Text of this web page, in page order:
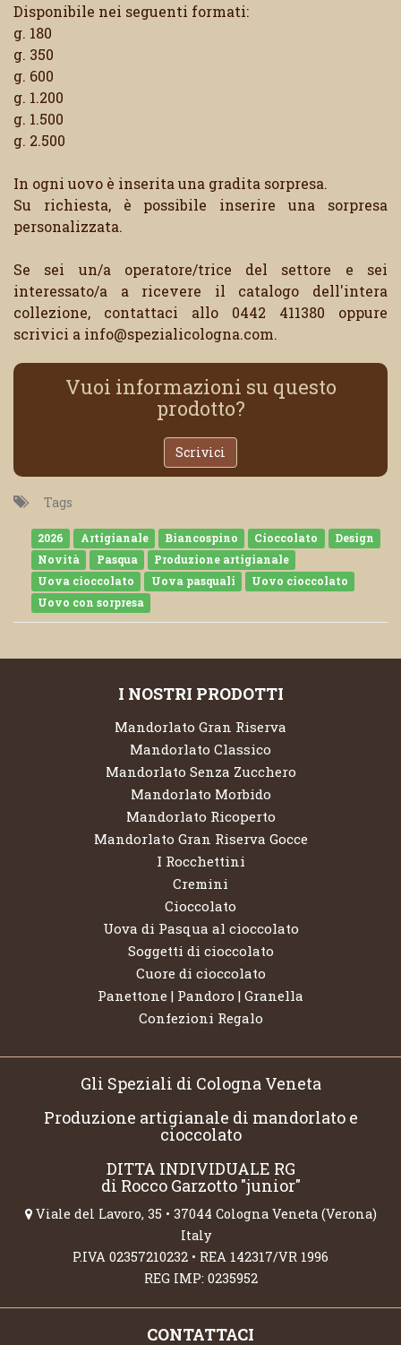
Disponibile nei seguenti formati:
g. 180
g. 350
g. 600
g. 1.200
g. 1.500
g. 2.500
In ogni uovo è inserita una gradita sorpresa.
Su richiesta, è possibile inserire una sorpresa
personalizzata.
Se sei un/a operatore/trice del settore e sei
interessato/a a ricevere il catalogo dell'intera
collezione, contattaci allo 0442 411380 oppure
scrivici a info@spezialicologna.com.
Vuoi informazioni su questo
prodotto?
Scrivici
Tags
2026 Artigianale Biancospino Cioccolato
Design
Novità
Pasqua
Produzione artigianale
Uova cioccolato
Uova pasquali
Uovo cioccolato
Uovo con sorpresa
I NOSTRI PRODOTTI
Mandorlato Gran Riserva
Mandorlato Classico
Mandorlato Senza Zucchero
Mandorlato Morbido
Mandorlato Ricoperto
Mandorlato Gran Riserva Gocce
I Rocchettini
Cremini
Cioccolato
Uova di Pasqua al cioccolato
Soggetti di cioccolato
Cuore di cioccolato
Panettone | Pandoro | Granella
Confezioni Regalo
Gli Speziali di Cologna Veneta
Produzione artigianale di mandorlato e
cioccolato
DITTA INDIVIDUALE RG
di Rocco Garzotto "junior"
Viale del Lavoro, 35 • 37044 Cologna Veneta (Verona)
Italy
P.IVA 02357210232 • REA 142317/VR 1996
REG IMP: 0235952
CONTATTACI